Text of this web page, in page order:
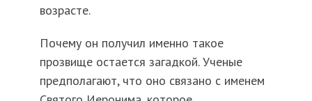
возрасте.
Почему он получил именно такое
прозвище остается загадкой. Ученые
предполагают, что оно связано с именем